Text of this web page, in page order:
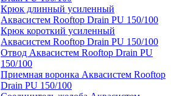
Крюк длинный усиленный
Аквасистем Rooftop Drain PU 150/100
Крюк короткий усиленный
Аквасистем Rooftop Drain PU 150/100
Отвод Аквасистем Rooftop Drain PU
150/100
Приемная воронка Аквасистем Rooftop
Drain PU 150/100